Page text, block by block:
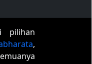
pilihan
,